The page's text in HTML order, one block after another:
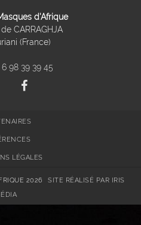
d'Afrique
CARRAGHJA
(France)
6 98 39 39 45
LÉGALES
2026
SITE RÉALISÉ PAR IRIS